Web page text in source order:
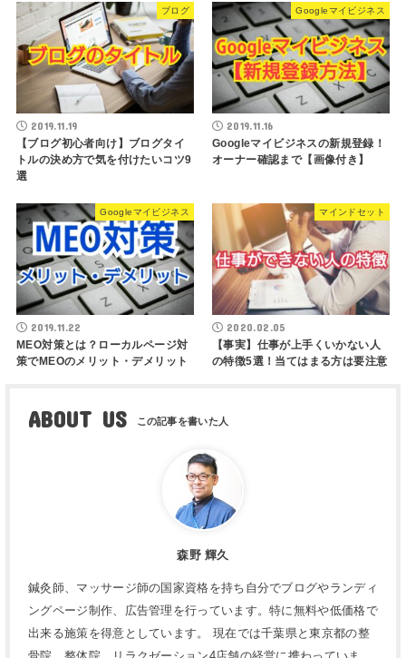
ブログ
2019.11.19
【ブログ初心者向け】ブログタイ
トルの決め方で気を付けたいコツ9
選
Googleマイビジネス
2019.11.16
Googleマイビジネスの新規登録！
オーナー確認まで【画像付き】
Googleマイビジネス
2019.11.22
MEO対策とは？ローカルページ対
策でMEOのメリット・デメリット
マインドセット
2020.02.05
【事実】仕事が上手くいかない人
の特徴5選！当てはまる方は要注意
ABOUT US
森野 輝久
鍼灸師、マッサージ師の国家資格を持ち自分でブログやランディ
ングページ制作、広告管理を行っています。特に無料や低価格で
出来る施策を得意としています。 現在では千葉県と東京都の整